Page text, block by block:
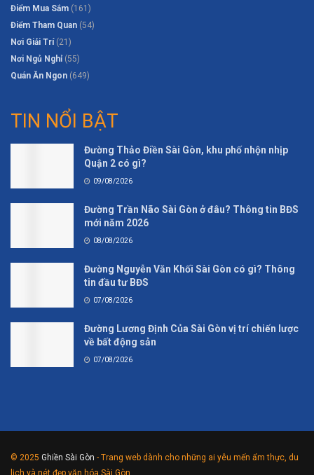
Điểm Mua Sắm (161)
Điểm Tham Quan (54)
Nơi Giải Trí(21)
Nơi Ngủ Nghỉ (55)
Quán Ăn Ngon (649)
TIN NỔI BẬT
Đường Thảo Điền Sài Gòn, khu phố nhộn nhịp
Quận 2 có gì?
09/08/2026
Đường Trần Não Sài Gòn ở đâu? Thông tin BĐS
mới năm 2026
08/08/2026
Đường Nguyễn Văn Khối Sài Gòn có gì? Thông
tin đầu tư BĐS
07/08/2026
Đường Lương Định Của Sài Gòn vị trí chiến lược
về bất động sản
07/08/2026
© 2025 Ghiền Sài Gòn - Trang web dành cho những ai yêu mến ẩm thực, du
lịch và nét đẹp văn hóa Sài Gòn.